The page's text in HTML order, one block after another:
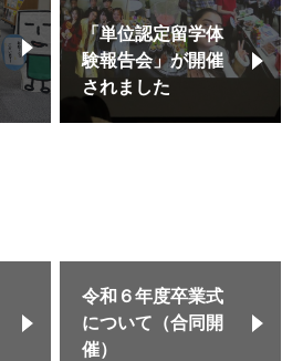
「単位認定留学体
験報告会」が開催
されました
令和６年度卒業式
について（合同開
催）